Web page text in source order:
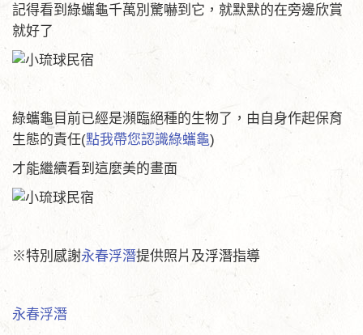
記得看到綠蠵龜千萬別驚嚇到它，就默默的在旁邊欣賞
就好了
綠蠵龜目前已經是瀕臨絕種的生物了，由自身作起保育
生態的責任(點我帶您認識綠蠵龜)
才能繼續看到這麼美的畫面
※特別感謝永春浮潛提供照片及浮潛指導
永春浮潛